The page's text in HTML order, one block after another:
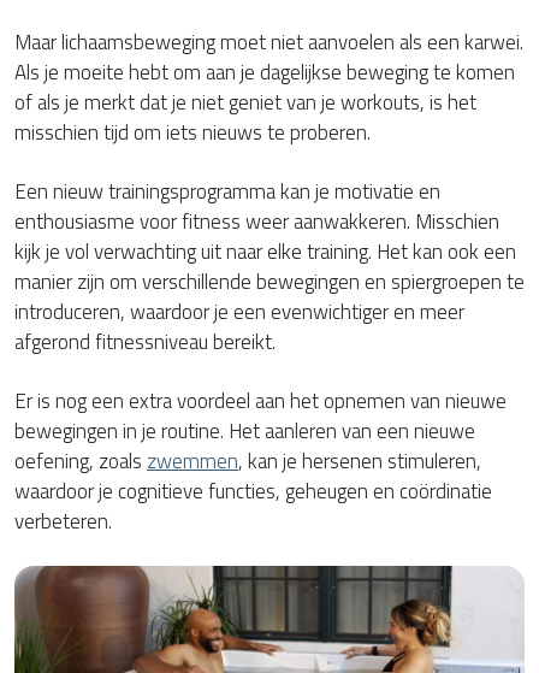
Maar lichaamsbeweging moet niet aanvoelen als een karwei.
Als je moeite hebt om aan je dagelijkse beweging te komen
of als je merkt dat je niet geniet van je workouts, is het
misschien tijd om iets nieuws te proberen.
Een nieuw trainingsprogramma kan je motivatie en
enthousiasme voor fitness weer aanwakkeren. Misschien
kijk je vol verwachting uit naar elke training. Het kan ook een
manier zijn om verschillende bewegingen en spiergroepen te
introduceren, waardoor je een evenwichtiger en meer
afgerond fitnessniveau bereikt.
Er is nog een extra voordeel aan het opnemen van nieuwe
bewegingen in je routine. Het aanleren van een nieuwe
oefening, zoals zwemmen, kan je hersenen stimuleren,
waardoor je cognitieve functies, geheugen en coördinatie
verbeteren.